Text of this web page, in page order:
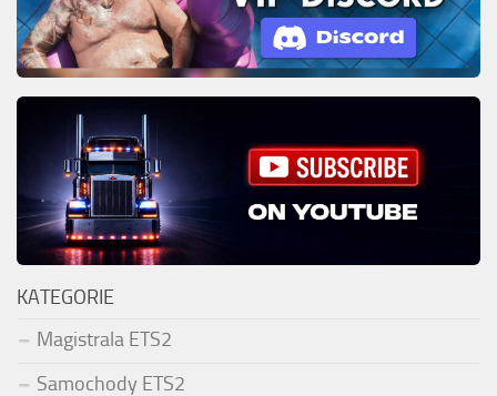
KATEGORIE
Magistrala ETS2
Samochody ETS2